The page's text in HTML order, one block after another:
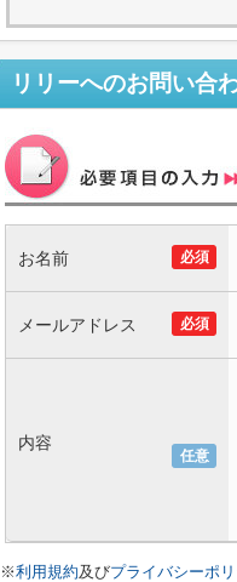
リリーへのお問い合
必須
お名前
必須
メールアドレス
任意
内容
※利用規約及びプライバシーポ